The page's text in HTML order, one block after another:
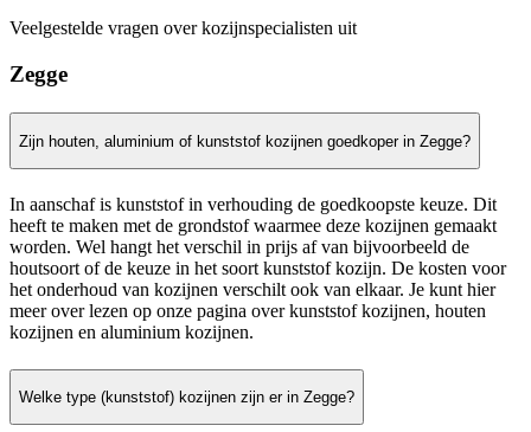
Veelgestelde vragen over kozijnspecialisten uit
Zegge
Zijn houten, aluminium of kunststof kozijnen goedkoper in Zegge?
In aanschaf is kunststof in verhouding de goedkoopste keuze. Dit
heeft te maken met de grondstof waarmee deze kozijnen gemaakt
worden. Wel hangt het verschil in prijs af van bijvoorbeeld de
houtsoort of de keuze in het soort kunststof kozijn. De kosten voor
het onderhoud van kozijnen verschilt ook van elkaar. Je kunt hier
meer over lezen op onze pagina over kunststof kozijnen, houten
kozijnen en aluminium kozijnen.
Welke type (kunststof) kozijnen zijn er in Zegge?